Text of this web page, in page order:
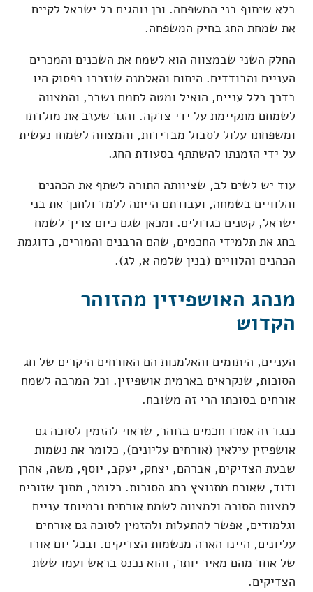
בלא שיתוף בני המשפחה. וכן נוהגים כל ישראל לקיים
את שמחת החג בחיק המשפחה.
החלק השני שבמצווה הוא לשמח את השכנים והמכרים
העניים והבודדים. היתום והאלמנה שנזכרו בפסוק היו
בדרך כלל עניים, הואיל ומטה לחמם נשבר, והמצווה
לשמחם מתקיימת על ידי צדקה. והגר שעזב את מולדתו
ומשפחתו עלול לסבול מבדידות, והמצווה לשמחו נעשית
על ידי הזמנתו להשתתף בסעודת החג.
עוד יש לשים לב, שציוותה התורה לשתף את הכהנים
והלוויים בשמחה, ועבודתם הייתה ללמד ולחנך את בני
ישראל, קטנים כגדולים. ומכאן שגם כיום צריך לשמח
בחג את תלמידי החכמים, שהם הרבנים והמורים, כדוגמת
הכהנים והלוויים (בנין שלמה א, לג).
מנהג האושפיזין מהזוהר
הקדוש
העניים, היתומים והאלמנות הם האורחים היקרים של חג
הסוכות, שנקראים בארמית אושפיזין. וכל המרבה לשמח
אורחים בסוכתו הרי זה משובח.
כנגד זה אמרו חכמים בזוהר, שראוי להזמין לסוכה גם
אושפיזין עילאין (אורחים עליונים), כלומר את נשמות
שבעת הצדיקים, אברהם, יצחק, יעקב, יוסף, משה, אהרן
ודוד, שאורם מתנוצץ בחג הסוכות. כלומר, מתוך שזוכים
למצוות הסוכה ולמצווה לשמח אורחים ובמיוחד עניים
וגלמודים, אפשר להתעלות ולהזמין לסוכה גם אורחים
עליונים, היינו הארה מנשמות הצדיקים. ובכל יום אורו
של אחד מהם מאיר יותר, והוא נכנס בראש ועמו ששת
הצדיקים.